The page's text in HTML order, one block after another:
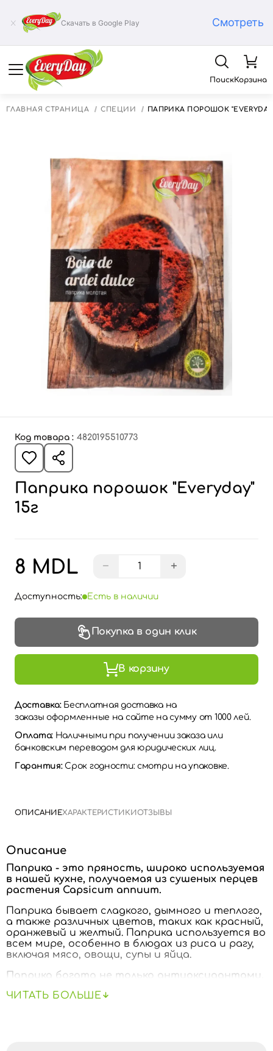
Скачать в Google Play Смотреть
ПоискКорзина
ГЛАВНАЯ СТРАНИЦА СПЕЦИИ ПАПРИКА ПОРОШОК
Код товара : 4820195510773
Паприка порошок "Everyday"
15г
8 MDL − +
Доступность: Есть в наличии
Покупка в один клик
В корзину
Доставка: Бесплатная доставка на
заказы оформленные на сайте на сумму от 1000 лей.
Оплата: Наличными при получении заказа или
банковским переводом для юридических лиц.
Гарантия:Срок годности: смотри на упаковке.
ОПИСАНИЕХАРАКТЕРИСТИКИОТЗЫВЫ
Описание
Паприка - это пряность, широко используемая
в нашей кухне, получаемая из сушеных перцев
растения Capsicum annuum.
Паприка бывает сладкого, дымного и теплого,
а также различных цветов, таких как красный,
оранжевый и желтый. Паприка используется во
всем мире, особенно в блюдах из риса и рагу,
включая мясо, овощи, супы и яйца.
Паприка богата не только антиоксидантами,
ЧИТАТЬ БОЛЬШЕ